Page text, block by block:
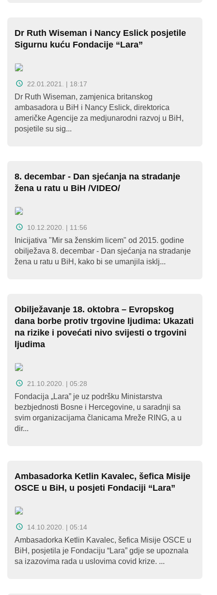
Dr Ruth Wiseman i Nancy Eslick posjetile
Sigurnu kuću Fondacije “Lara”
22.01.2021. | 18:17
Dr Ruth Wiseman, zamjenica britanskog
ambasadora u BiH i Nancy Eslick, direktorica
američke Agencije za medjunarodni razvoj u BiH,
posjetile su sig...
8. decembar - Dan sjećanja na stradanje
žena u ratu u BiH /VIDEO/
10.12.2020. | 11:56
Inicijativa "Mir sa ženskim licem" od 2015. godine
obilježava 8. decembar - Dan sjećanja na stradanje
žena u ratu u BiH, kako bi se umanjila isklj...
Obilježavanje 18. oktobra – Evropskog
dana borbe protiv trgovine ljudima: Ukazati
na rizike i povećati nivo svijesti o trgovini
ljudima
21.10.2020. | 05:28
Fondacija „Lara” je uz podršku Ministarstva
bezbjednosti Bosne i Hercegovine, u saradnji sa
svim organizacijama članicama Mreže RING, a u
dir...
Ambasadorka Ketlin Kavalec, šefica Misije
OSCE u BiH, u posjeti Fondaciji “Lara”
14.10.2020. | 05:14
Ambasadorka Ketlin Kavalec, šefica Misije OSCE u
BiH, posjetila je Fondaciju “Lara” gdje se upoznala
sa izazovima rada u uslovima covid krize. ...